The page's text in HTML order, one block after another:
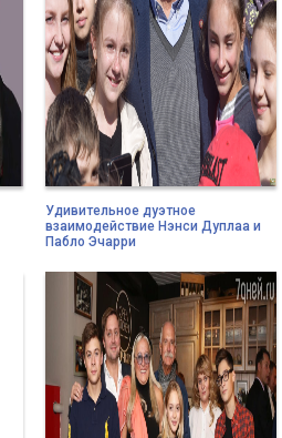
Удивительное дуэтное
взаимодействие Нэнси Дуплаа и
Пабло Эчарри